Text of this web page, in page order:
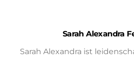
Sarah Alexandra
Sarah Alexandra ist